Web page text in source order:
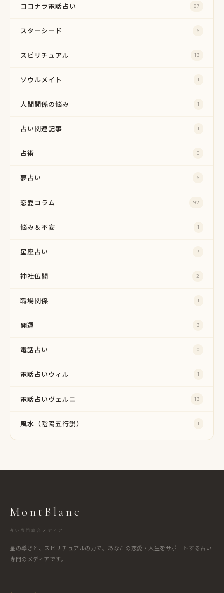
ココナラ電話占い 87
スターシード 6
スピリチュアル 13
ソウルメイト 1
人間関係の悩み 1
占い関連記事 1
占術 0
夢占い 6
恋愛コラム 92
悩み＆不安 1
星座占い 3
神社仏閣 2
職場関係 1
開運 3
電話占い 0
電話占いウィル 1
電話占いヴェルニ 13
風水（陰陽五行説） 1
MontBlanc
占い専門総合メディア
星の導きと、スピリチュアルの力で。あなたの恋愛・人生をサポートする占い
専門のメディアです。